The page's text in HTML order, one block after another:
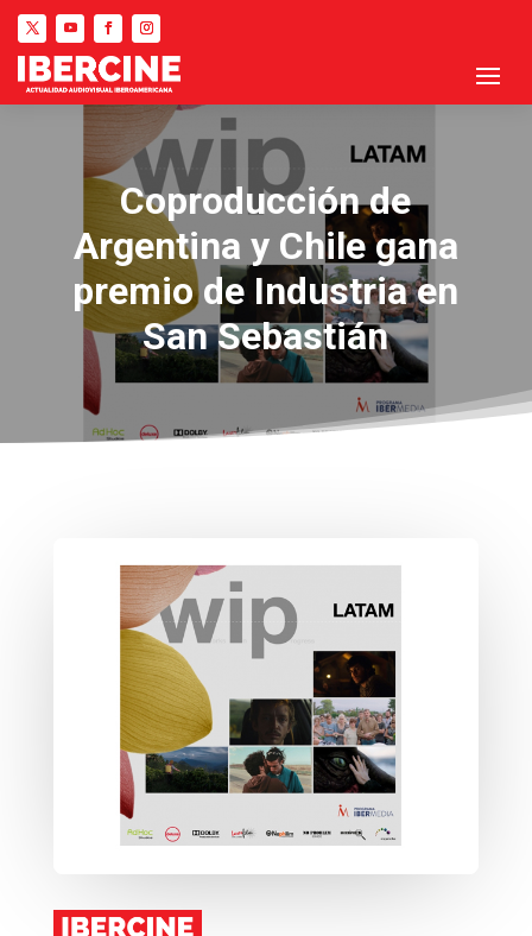
Coproducción de
Argentina y Chile gana
premio de Industria en
San Sebastián